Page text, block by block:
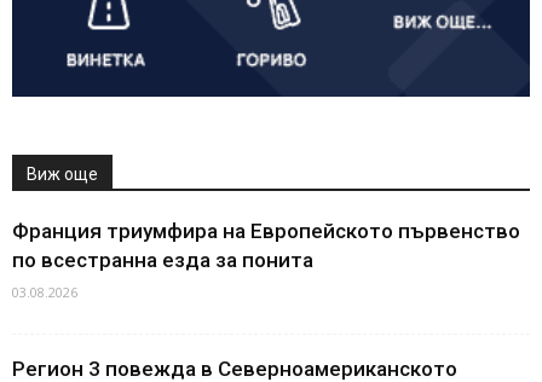
Виж още
Франция триумфира на Европейското първенство
по всестранна езда за понита
03.08.2026
Регион 3 повежда в Северноамериканското